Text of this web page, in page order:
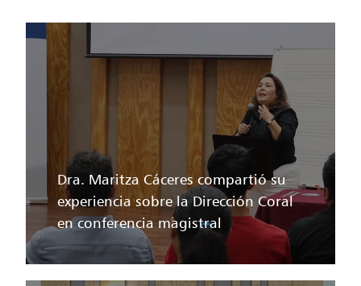
Dra. Maritza Cáceres compartió su
experiencia sobre la Dirección Coral
en conferencia magistral